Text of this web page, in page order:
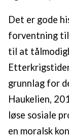
Det er gode
forventning
til at
grunnlag for
Haukelien,
løse sosiale
en moralsk